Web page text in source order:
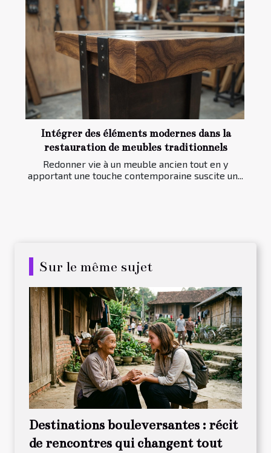
Intégrer des éléments modernes dans la
restauration de meubles traditionnels
Redonner vie à un meuble ancien tout en y
apportant une touche contemporaine suscite un...
Sur le même sujet
Destinations bouleversantes : récit
de rencontres qui changent tout